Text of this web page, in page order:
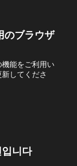
のブラウザ
能をご利用い
してくださ
니다